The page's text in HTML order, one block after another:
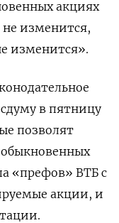
акциях
изменится,
изменится».
в пятницу
позволят
«префов» ВТБ с
акции, и